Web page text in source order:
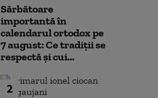
Sărbătoare
importantă în
calendarul ortodox pe
7 august: Ce tradiții se
respectă și cui...
2